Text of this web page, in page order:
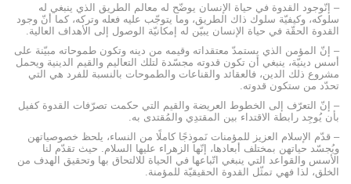
– إنّوجود القدوة في حياة الإنسان يوضّح له معالم الطريق الذي ينبغي له
سلوكه، وكيفيّة سلوك ذاك الطريق، وما يتوجّب عليه فعله وتركه، كما أنّ وجود
القدوة الحقّة في حياة الإنسان يبيّن له إمكانيّة الوصول إلى الأهداف العالية.
– إنّ المؤمن الذي يستمدّ معتقداته وقيمه من دينه وتكون طموحاته مبيّنة على
أسس دينيّة، ينبغي أن تكون قدوته مجسّدة لتلك التعاليم والقيم الدينية ويحمل
مشروع ذلك الدين، فالعقائد والقناعات والطموحات بالنسبة للفرد هي التي
تحدّد من ستكون قدوته.
– إنّ التعرّف إلى الخطوط العريضة والقيم التي حكمت تصرّفات القدوة كفيل
بأن يُوجِد رابطة الاقتداء بين المقتدِي والمُقتدى به.
– قدّم الإسلام العزيز للمؤمنات نَموذجًا كاملًا من النساء، يلحظ خصوصياتهن
ويُجسّد حياتهن بمختلف أبعادها، إنّها الزهراء عليها السلام. حيث تقدّم لنا
الأسس والقواعد التي ينبغي اتّباعها في الحياة للالتحاق بها وتحقيق الهدف من
الخلق، لذا فهي تمثّل القدوة الحقيقيّة للمؤمنة.